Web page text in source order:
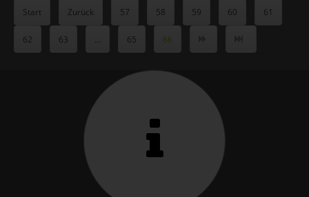
Start Zurück 57 58 59 60 61
62 63 ... 65 66